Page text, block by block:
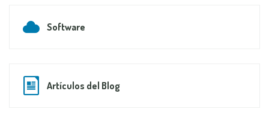
Software
Artículos del Blog